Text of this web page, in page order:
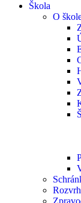
Škola
O